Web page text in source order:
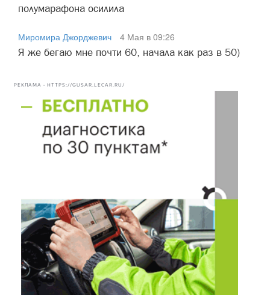
полумарафона осилила
Миромира Джорджевич
4 Мая в 09:26
Я же бегаю мне почти 60, начала как раз в 50)
РЕКЛАМА • HTTPS://GUSAR.LECAR.RU/